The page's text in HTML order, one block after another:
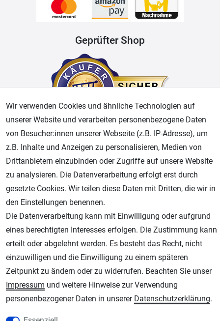
Geprüfter Shop
AGB Widerrufsrecht Datenschutz Impressum
Unsere weiteren Shops:
Schmincke-City.de
Plotter-City.com
Modellbau-City.com
Military + Tabletop Plastikmodelle und Modellbau Farben - Bringen Sie Farbe ins
Spiel.
Im-Shop-kaufen.de
Wir verwenden Cookies und ähnliche Technologien auf
unserer Website und verarbeiten personenbezogene Daten
von Besucher:innen unserer Webseite (z.B. IP-Adresse), um
z.B. Inhalte und Anzeigen zu personalisieren, Medien von
Drittanbietern einzubinden oder Zugriffe auf unsere Website
zu analysieren. Die Datenverarbeitung erfolgt erst durch
gesetzte Cookies. Wir teilen diese Daten mit Dritten, die wir in
den Einstellungen benennen.
Die Datenverarbeitung kann mit Einwilligung oder aufgrund
eines berechtigten Interesses erfolgen. Die Zustimmung kann
erteilt oder abgelehnt werden. Es besteht das Recht, nicht
einzuwilligen und die Einwilligung zu einem späteren
Zeitpunkt zu ändern oder zu widerrufen. Beachten Sie unser
Impressum und weitere Hinweise zur Verwendung
personenbezogener Daten in unserer Daten­schutz­erklärung.